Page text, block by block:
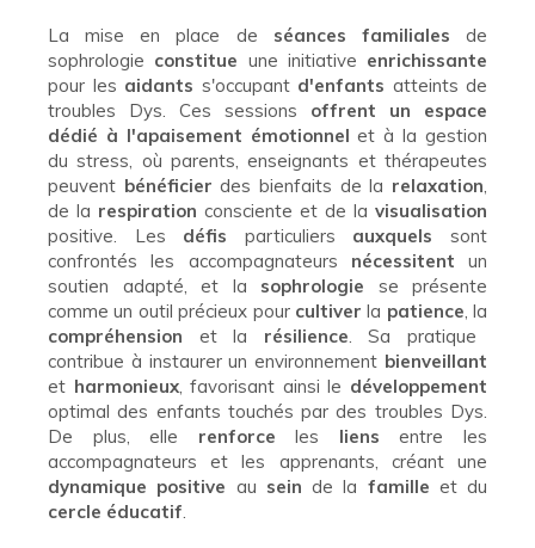
La mise en place de séances familiales de
sophrologie constitue une initiative enrichissante
pour les aidants s'occupant d'enfants atteints de
troubles Dys. Ces sessions offrent un espace
dédié à l'apaisement émotionnelet à la gestion
du stress, où parents, enseignants et thérapeutes
peuvent bénéficierdes bienfaits de la relaxation,
de la respiration consciente et de la visualisation
positive. Les défis particuliers auxquels sont
confrontés les accompagnateurs nécessitent un
soutien adapté, et la sophrologie se présente
comme un outil précieux pour cultiver la patience, la
compréhension et la résilience. Sa pratique
contribue à instaurer un environnement bienveillant
et harmonieux, favorisant ainsi le développement
optimal des enfants touchés par des troubles Dys.
De plus, elle renforceles liens entre les
accompagnateurs et les apprenants, créant une
dynamique positive au sein de la famille et du
cercle éducatif.